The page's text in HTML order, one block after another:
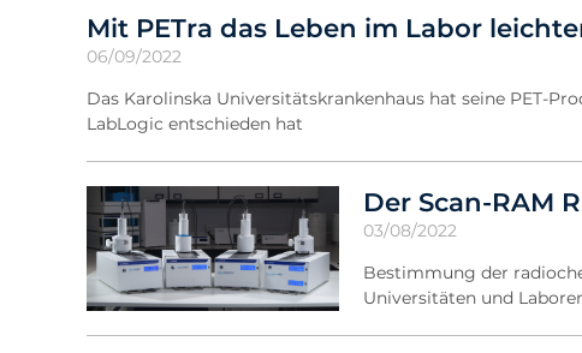
Mit PETra das Leben im Labor
06/09/2022
Das Karolinska Universitätskrankenhaus hat seine PET-
LabLogic entschieden hat
Der Scan-RAM
03/08/2022
Bestimmung der
Universitäten und